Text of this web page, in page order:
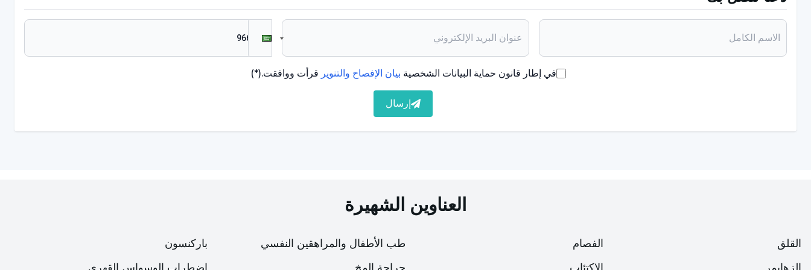
يوجد فيتامين د في زيت السمك وصفار البيض والأسماك الزيتية.
قد يكون سببه مشاكل في الامتصاص
قد يعاني بعض الأشخاص أو الأطفال من أمراض ومشاكل تؤثر على امتصاص فيتامين د في الجسم. ومن هذه المشاكل الموجودة
في إطار قانون حماية البيانات الشخصية بيان الإفصاح والتنوير قرأت ووافقت.(*)
إرسال
العناوين الشهيرة
القلق
الفصام
طب الأطفال والمراهقين النفسي
باركنسون